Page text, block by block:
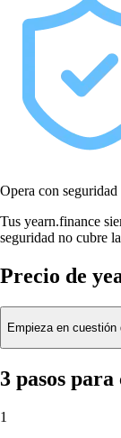
Opera con seguridad
Tus yearn.finance
seguridad no cubre
Precio de
Empieza en cuestión
3 pasos
1